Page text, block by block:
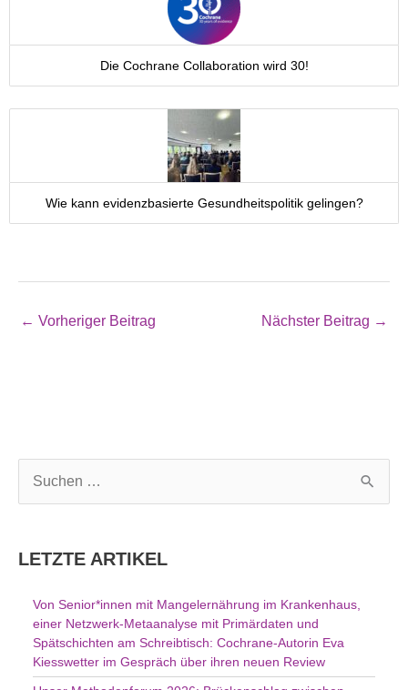
Die Cochrane Collaboration wird 30!
Wie kann evidenzbasierte Gesundheitspolitik gelingen?
← Vorheriger Beitrag Nächster Beitrag →
u
e
LETZTE ARTIKEL
Von Senior*innen mit Mangelernährung im Krankenhaus,
einer Netzwerk-Metaanalyse mit Primärdaten und
Spätschichten am Schreibtisch: Cochrane-Autorin Eva
Kiesswetter im Gespräch über ihren neuen Review